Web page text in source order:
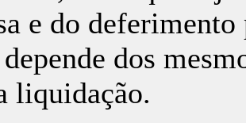
e do
dos
liquidação.